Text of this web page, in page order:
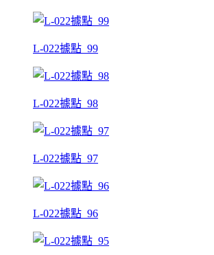
L-022據點_99
L-022據點_98
L-022據點_97
L-022據點_96